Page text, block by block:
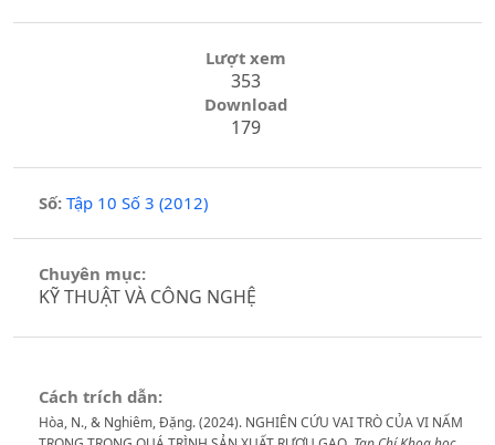
Lượt xem
353
Download
179
Số: Tập 10 Số 3 (2012)
Chuyên mục:
KỸ THUẬT VÀ CÔNG NGHỆ
Cách trích dẫn:
Hòa, N., & Nghiêm, Đặng. (2024). NGHIÊN CỨU VAI TRÒ CỦA VI NẤM